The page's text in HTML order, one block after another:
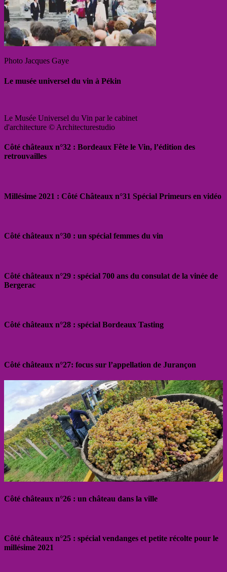
Photo Jacques Gaye
Le musée universel du vin à Pékin
Le Musée Universel du Vin par le cabinet
d'architecture © Architecturestudio
Côté châteaux n°32 : Bordeaux Fête le Vin, l’édition des
retrouvailles
Millésime 2021 : Côté Châteaux n°31 Spécial Primeurs en vidéo
Côté châteaux n°30 : un spécial femmes du vin
Côté châteaux n°29 : spécial 700 ans du consulat de la vinée de
Bergerac
Côté châteaux n°28 : spécial Bordeaux Tasting
Côté châteaux n°27: focus sur l’appellation de Jurançon
Côté châteaux n°26 : un château dans la ville
Côté châteaux n°25 : spécial vendanges et petite récolte pour le
millésime 2021